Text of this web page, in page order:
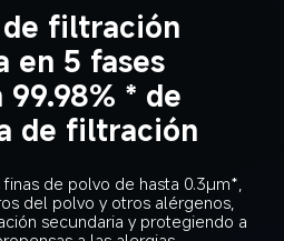
filtración
en 5 fases
99.98% * de
de filtración
de polvo de hasta 0.3μm*,
del polvo y otros alérgenos,
secundaria y protegiendo a